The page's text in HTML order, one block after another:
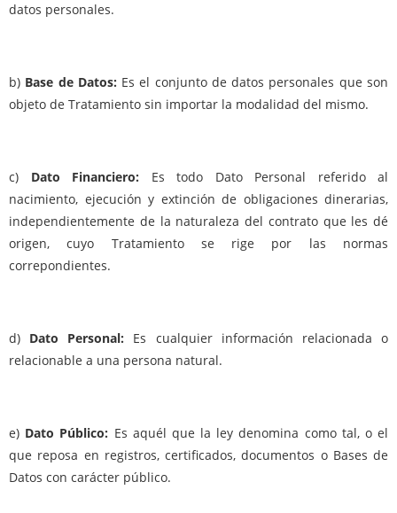
datos personales.
b) Base de Datos: Es el conjunto de datos personales que son
objeto de Tratamiento sin importar la modalidad del mismo.
c) Dato Financiero: Es todo Dato Personal referido al
nacimiento, ejecución y extinción de obligaciones dinerarias,
independientemente de la naturaleza del contrato que les dé
origen, cuyo Tratamiento se rige por las normas
correpondientes.
d) Dato Personal: Es cualquier información relacionada o
relacionable a una persona natural.
e) Dato Público: Es aquél que la ley denomina como tal, o el
que reposa en registros, certificados, documentos o Bases de
Datos con carácter público.